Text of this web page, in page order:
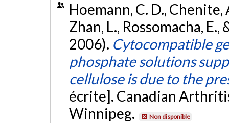
Hoemann, C. D., Chenite,
Zhan, L., Rossomacha,
2006). Cytocompatible
phosphate solutions
cellulose is due to the
écrite]. Canadian
Winnipeg.
Non disponible